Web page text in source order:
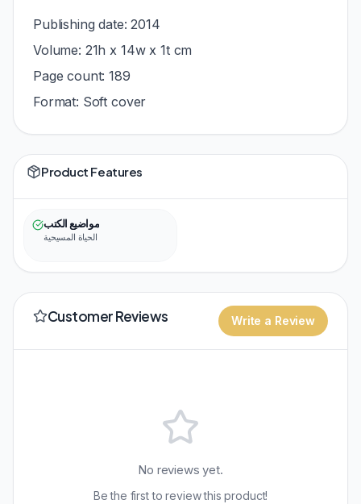
Publishing date: 2014
Volume: 21h x 14w x 1t cm
Page count: 189
Format: Soft cover
Product Features
مواضيع الكتب
الحياة المسيحية
Customer Reviews Write a Review
No reviews yet.
Be the first to review this product!